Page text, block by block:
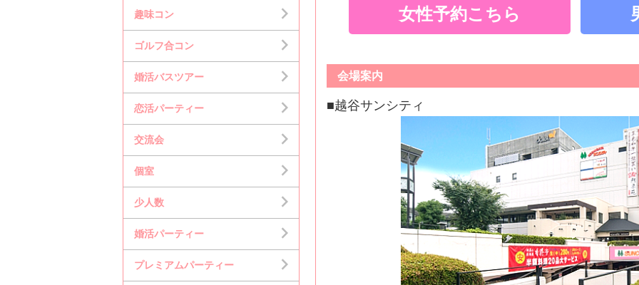
趣味コン
ゴルフ合コン
婚活バスツアー
恋活パーティー
交流会
個室
少人数
婚活パーティー
プレミアムパーティー
女性予約こちら
会場案内
■越谷サンシティ